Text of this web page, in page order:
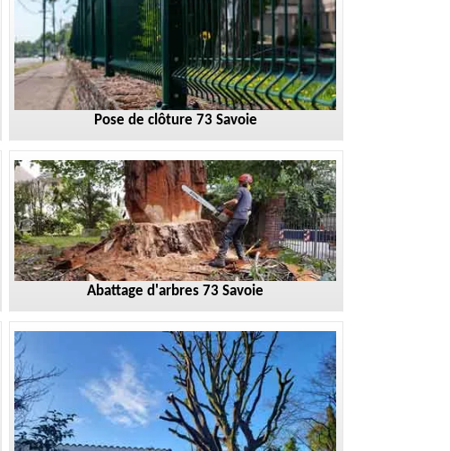
Pose de clôture 73 Savoie
Abattage d'arbres 73 Savoie